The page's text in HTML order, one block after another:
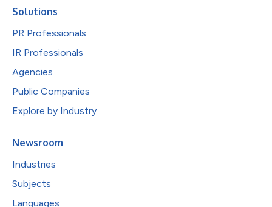
Solutions
PR Professionals
IR Professionals
Agencies
Public Companies
Explore by Industry
Newsroom
Industries
Subjects
Languages